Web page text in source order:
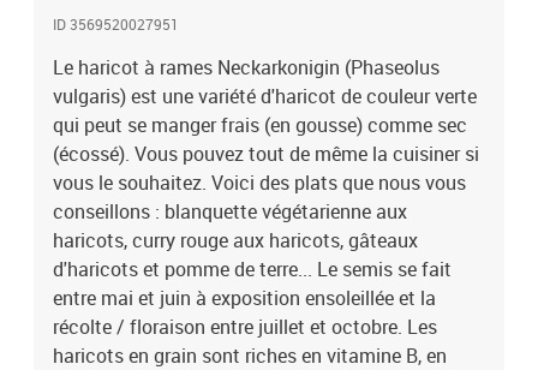
ID 3569520027951
Le haricot à rames Neckarkonigin (Phaseolus
vulgaris) est une variété d'haricot de couleur verte
qui peut se manger frais (en gousse) comme sec
(écossé). Vous pouvez tout de même la cuisiner si
vous le souhaitez. Voici des plats que nous vous
conseillons : blanquette végétarienne aux
haricots, curry rouge aux haricots, gâteaux
d'haricots et pomme de terre... Le semis se fait
entre mai et juin à exposition ensoleillée et la
récolte / floraison entre juillet et octobre. Les
haricots en grain sont riches en vitamine B, en